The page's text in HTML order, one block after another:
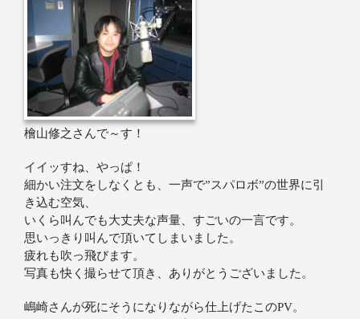
檜山修之さんで～す！
イイッすね、やっぱ！
細かい注文をしなくとも、一声で”スパロボ”の世界に引
き込む空気、
いくら叫んでも大丈夫な声量、すごいの一言です。
思いっきり叫んで頂いてしまいました。
疲れも吹っ飛びます。
写真も快く撮らせて頂き、ありがとうございました。
嶋崎さんが死にそうになりながら仕上げたこのPV。